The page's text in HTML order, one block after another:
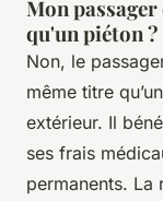
Mon
qu'un piéton ?
Non, le
même titre
extérieur. Il
ses frais
permanents.